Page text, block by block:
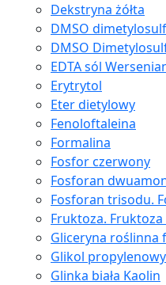
Dekstryna żółta
DMSO
DMSO
EDTA sól
Erytrytol
Eter dietylowy
Fenoloftaleina
Formalina
Fosfor czerwony
Fosforan
Fosforan trisodu.
Fruktoza.
Gliceryna roślinna
Glikol
Glinka biała Kaolin